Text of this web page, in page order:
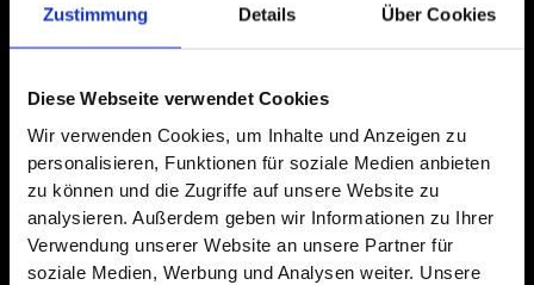
Zustimmung Details Über Cookies
Diese Webseite verwendet Cookies
Wir verwenden Cookies, um Inhalte und Anzeigen zu
personalisieren, Funktionen für soziale Medien anbieten
zu können und die Zugriffe auf unsere Website zu
analysieren. Außerdem geben wir Informationen zu Ihrer
Verwendung unserer Website an unsere Partner für
soziale Medien, Werbung und Analysen weiter. Unsere